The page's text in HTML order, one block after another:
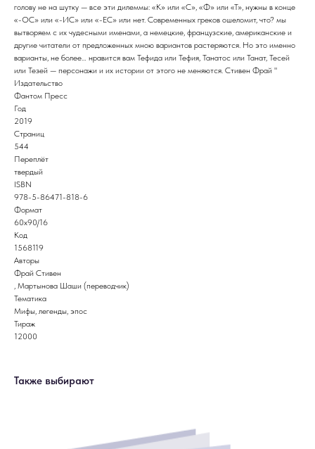
голову не на шутку — все эти дилеммы: «К» или «С», «Ф» или «Т», нужны в конце
«-ОС» или «-ИС» или «-ЕС» или нет. Современных греков ошеломит, что? мы
вытворяем с их чудесными именами, а немецкие, французские, американские и
другие читатели от предложенных мною вариантов растеряются. Но это именно
варианты, не более… нравится вам Тефида или Тефия, Танатос или Танат, Тесей
или Тезей — персонажи и их истории от этого не меняются. Стивен Фрай "
Издательство
Фантом Пресс
Год
2019
Страниц
544
Переплёт
твердый
ISBN
978-5-86471-818-6
Формат
60х90/16
Код
1568119
Авторы
Фрай Стивен
, Мартынова Шаши (переводчик)
Тематика
Мифы, легенды, эпос
Тираж
12000
Также выбирают